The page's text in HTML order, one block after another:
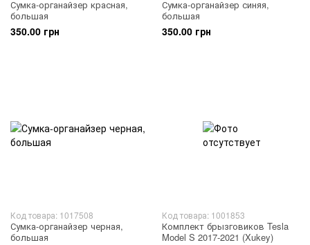
Сумка-органайзер красная,
большая
350.00 грн
Сумка-органайзер синяя,
большая
350.00 грн
Код товара: 1017508
Сумка-органайзер черная,
большая
Код товара: 1001853
Комплект брызговиков Tesla
Model S 2017-2021 (Xukey)